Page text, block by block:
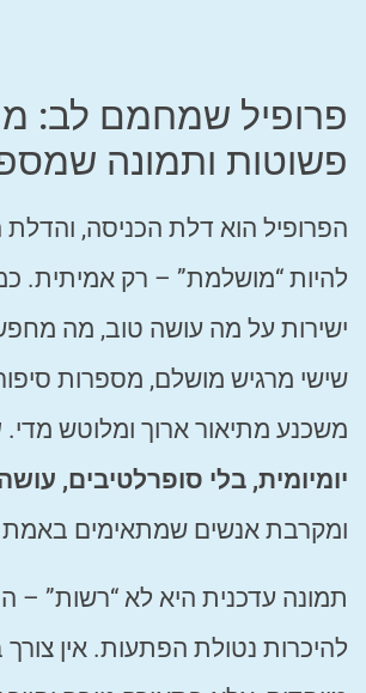
פרופיל שמחמם לב:
פשוטות ותמונה
הפרופיל הוא דלת הכניסה, והדלת
להיות “מושלמת” – רק אמיתית.
ישירות על מה עושה טוב, מה
שישי מרגיש מושלם, מספרות
משכנע מתיאור ארוך ומלוטש מדי.
יומיומית, בלי סופרלטיבים,
ומקרבת אנשים שמתאימים
תמונה עדכנית היא לא “רשות” –
להיכרות נטולת הפתעות. אין צורך